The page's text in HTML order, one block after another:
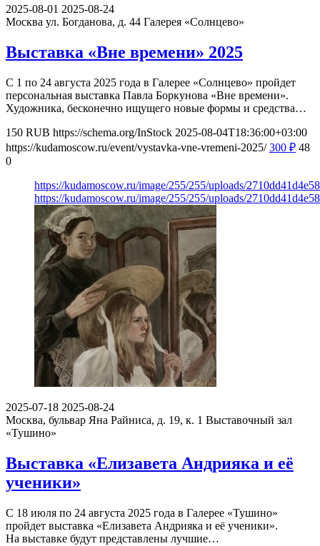
2025-08-01 2025-08-24
Москва ул. Богданова, д. 44 Галерея «Солнцево»
Выставка «Вне времени» 2025
С 1 по 24 августа 2025 года в Галерее «Солнцево» пройдет
персональная выставка Павла Боркунова «Вне времени».
Художника, бесконечно ищущего новые формы и средства…
150 RUB https://schema.org/InStock 2025-08-04T18:36:00+03:00
https://kudamoscow.ru/event/vystavka-vne-vremeni-2025/ 300 ₽ 48
0
https://kudamoscow.ru/image/255/255/uploads/
https://kudamoscow.ru/image/255/255/uploads/
2025-07-18 2025-08-24
Москва, бульвар Яна Райниса, д. 19, к. 1 Выставочный зал
«Тушино»
Выставка «Елизавета Андрияка и её
ученики»
С 18 июля по 24 августа 2025 года в Галерее «Тушино»
пройдет выставка «Елизавета Андрияка и её ученики».
На выставке будут представлены лучшие…